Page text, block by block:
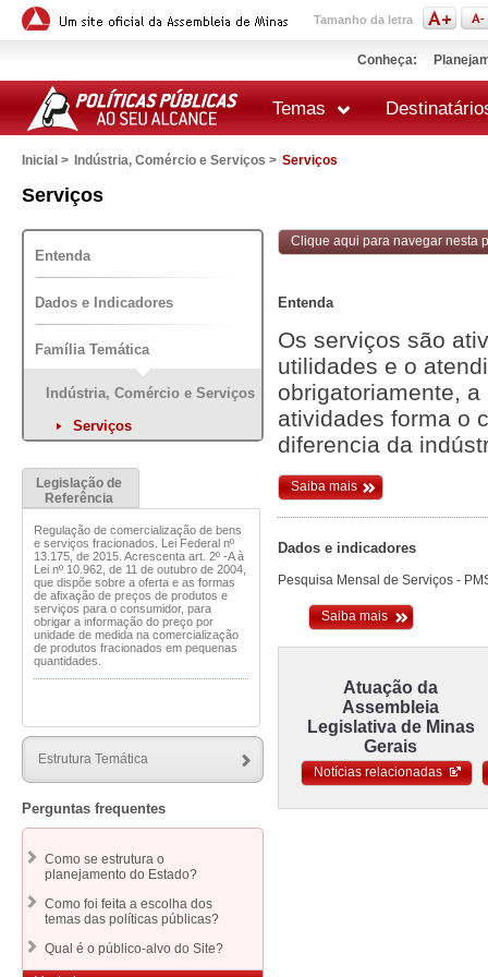
Tamanho da letra
Conheça:
Temas
Inicial > Indústria, Comércio e Serviços > Serviços
Serviços
impressão
Entenda
Dados e Indicadores
Família Temática
Indústria, Comércio e Serviços
Serviços
Legislação de
Referência
Regulação de comercialização de bens
e serviços fracionados. Lei Federal nº
13.175, de 2015. Acrescenta art. 2º -A à
Lei nº 10.962, de 11 de outubro de 2004,
que dispõe sobre a oferta e as formas
de afixação de preços de produtos e
serviços para o consumidor, para
obrigar a informação do preço por
unidade de medida na comercialização
de produtos fracionados em pequenas
quantidades.
Estrutura Temática
Perguntas frequentes
Como se estrutura o
planejamento do Estado?
Como foi feita a escolha dos
temas das políticas públicas?
Qual é o público-alvo do Site?
Clique aqui para navegar nesta
Entenda
Os serviços são
utilidades e o
obrigatoriamente,
atividades forma o
diferencia da
Saiba mais
Dados e indicadores
Pesquisa Mensal de Serviços -
Saiba mais
Atuação da
Assembleia
Legislativa de Minas
Gerais
Notícias relacionadas